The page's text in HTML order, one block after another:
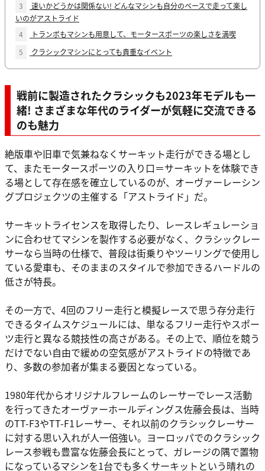
3
速いかどうかは関係ない! どんなマシンも自分のペースで走って楽し
いのがアストライド
4
トランポもマシンも用意して、モータースポーツの楽しさを満喫
5
クラシックマシンにとっても貴重なイベント
戦前に製造されたクラシックも2023年モデルも一
緒! さまざまな年代のライダーが気軽に交流できる
のも魅力
絶版車や旧車で気兼ねなくサーキット走行ができる場とし
て、またモータースポーツの入り口＝サーキットを体験でき
る場として存在感を確立しているのが、オーヴァーレーシン
グプロジェクツの主催する「アストライド」だ。
サーキットライセンスを取得したり、レースレギュレーショ
ンに合わせてマシンを製作する必要がなく、クラシックレー
サーなら当時の仕様で、普段は街乗りやツーリングで使用し
ている愛車も、そのままのスタイルで参加できるハードルの
低さが特長。
その一方で、4回のフリー走行と模擬レースで思う存分走行
できるタイムスケジュールには、単なるフリー走行やスポー
ツ走行と異なる競技性の高さがある。その上で、順位を競う
だけでない自由で緩めの空気感がアストライドの特徴であ
り、多数の参加者が集まる要因となっている。
1980年代からオリジナルフレームのレーサーでレース活動
を行ってきたオーヴァーホールディングス佐藤会長は、当時
のTT-F3やTT-F1レーサー、それ以前のクラシックレーサー
に対する思い入れが人一倍強い。ヨーロッパでのクラシック
レース参戦も豊富な佐藤会長にとって、ガレージの隅で置物
になっているマシンを1台でも多くサーキットという晴れの